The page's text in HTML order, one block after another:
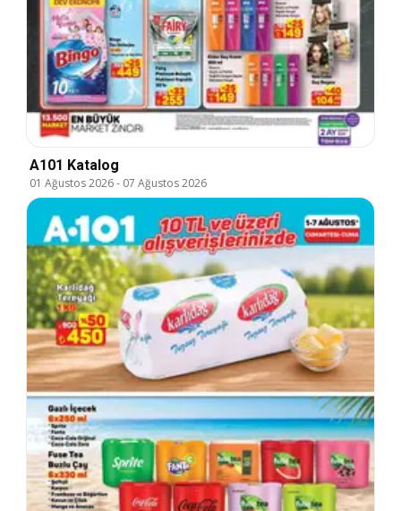
A101 Katalog
01 Ağustos 2026- 07 Ağustos 2026